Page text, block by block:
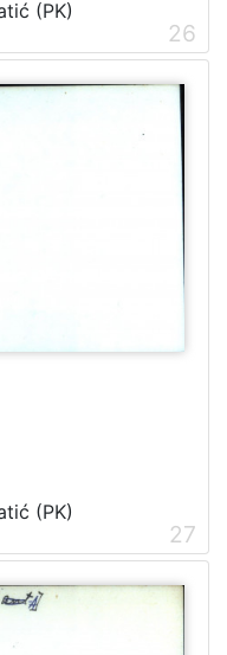
(PK)
26
(PK)
27